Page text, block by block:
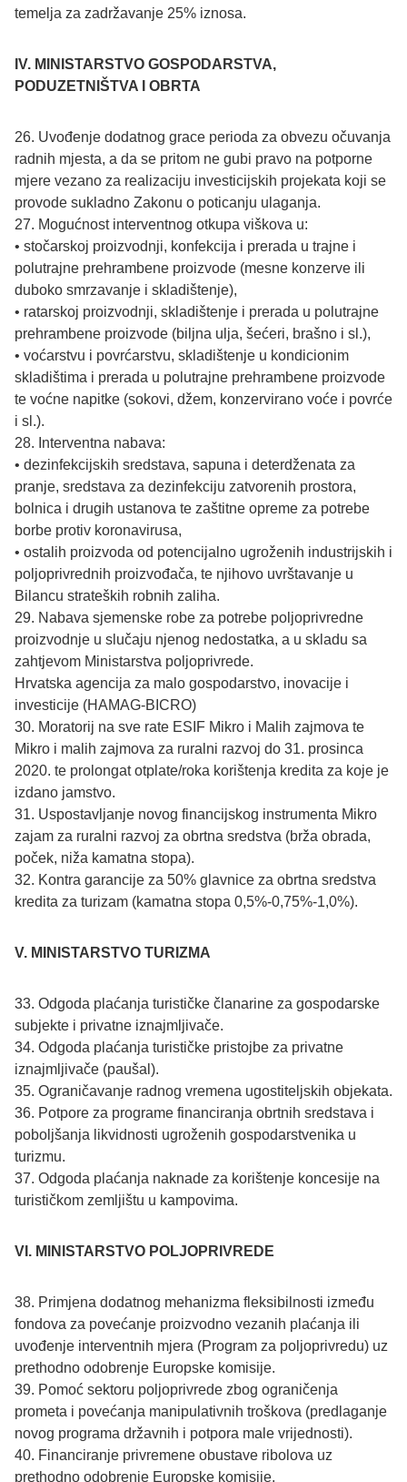
temelja za zadržavanje 25% iznosa.
IV. MINISTARSTVO GOSPODARSTVA,
PODUZETNIŠTVA I OBRTA
26. Uvođenje dodatnog grace perioda za obvezu očuvanja
radnih mjesta, a da se pritom ne gubi pravo na potporne
mjere vezano za realizaciju investicijskih projekata koji se
provode sukladno Zakonu o poticanju ulaganja.
27. Mogućnost interventnog otkupa viškova u:
• stočarskoj proizvodnji, konfekcija i prerada u trajne i
polutrajne prehrambene proizvode (mesne konzerve ili
duboko smrzavanje i skladištenje),
• ratarskoj proizvodnji, skladištenje i prerada u polutrajne
prehrambene proizvode (biljna ulja, šećeri, brašno i sl.),
• voćarstvu i povrćarstvu, skladištenje u kondicionim
skladištima i prerada u polutrajne prehrambene proizvode
te voćne napitke (sokovi, džem, konzervirano voće i povrće
i sl.).
28. Interventna nabava:
• dezinfekcijskih sredstava, sapuna i deterdženata za
pranje, sredstava za dezinfekciju zatvorenih prostora,
bolnica i drugih ustanova te zaštitne opreme za potrebe
borbe protiv koronavirusa,
• ostalih proizvoda od potencijalno ugroženih industrijskih i
poljoprivrednih proizvođača, te njihovo uvrštavanje u
Bilancu strateških robnih zaliha.
29. Nabava sjemenske robe za potrebe poljoprivredne
proizvodnje u slučaju njenog nedostatka, a u skladu sa
zahtjevom Ministarstva poljoprivrede.
Hrvatska agencija za malo gospodarstvo, inovacije i
investicije (HAMAG-BICRO)
30. Moratorij na sve rate ESIF Mikro i Malih zajmova te
Mikro i malih zajmova za ruralni razvoj do 31. prosinca
2020. te prolongat otplate/roka korištenja kredita za koje je
izdano jamstvo.
31. Uspostavljanje novog financijskog instrumenta Mikro
zajam za ruralni razvoj za obrtna sredstva (brža obrada,
poček, niža kamatna stopa).
32. Kontra garancije za 50% glavnice za obrtna sredstva
kredita za turizam (kamatna stopa 0,5%-0,75%-1,0%).
V. MINISTARSTVO TURIZMA
33. Odgoda plaćanja turističke članarine za gospodarske
subjekte i privatne iznajmljivače.
34. Odgoda plaćanja turističke pristojbe za privatne
iznajmljivače (paušal).
35. Ograničavanje radnog vremena ugostiteljskih objekata.
36. Potpore za programe financiranja obrtnih sredstava i
poboljšanja likvidnosti ugroženih gospodarstvenika u
turizmu.
37. Odgoda plaćanja naknade za korištenje koncesije na
turističkom zemljištu u kampovima.
VI. MINISTARSTVO POLJOPRIVREDE
38. Primjena dodatnog mehanizma fleksibilnosti između
fondova za povećanje proizvodno vezanih plaćanja ili
uvođenje interventnih mjera (Program za poljoprivredu) uz
prethodno odobrenje Europske komisije.
39. Pomoć sektoru poljoprivrede zbog ograničenja
prometa i povećanja manipulativnih troškova (predlaganje
novog programa državnih i potpora male vrijednosti).
40. Financiranje privremene obustave ribolova uz
prethodno odobrenje Europske komisije.